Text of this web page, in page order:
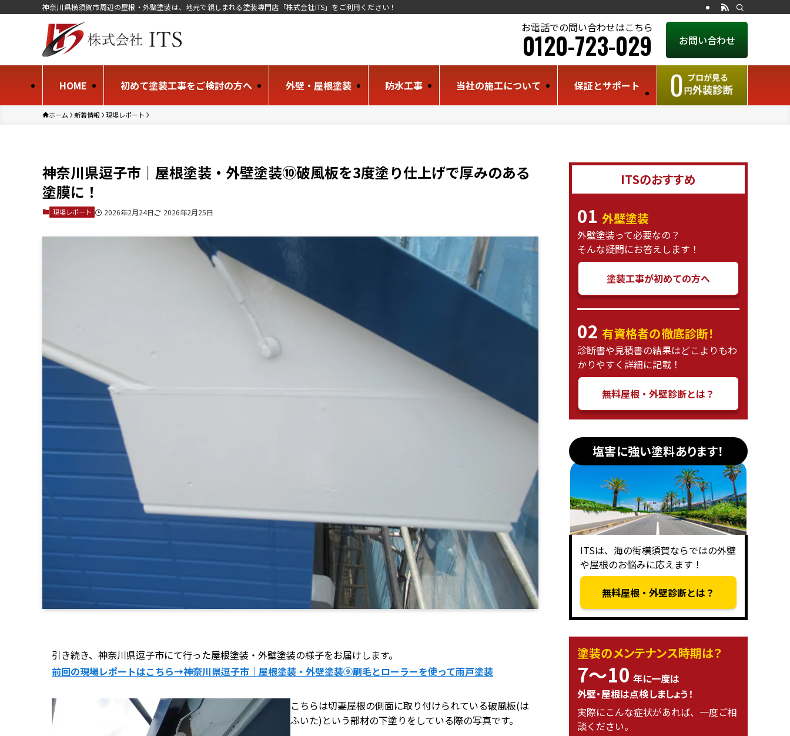
神奈川県横須賀市周辺の屋根・外壁塗装は、地元で親しまれる塗装専門店「株式会社ITS」をご利用ください！
HOME 初めて塗装工事をご検討の方へ 外壁・屋根塗装 防水工事 当社の施工について 保証とサポート
お電話での問い合わせはこちら
0120-723-029 お問い合わせ
ホーム 新着情報 現場レポート
神奈川県逗子市｜屋根塗装・外壁塗装⑩破風板を3度塗り仕上げで厚みのある
塗膜に！
現場レポート 2026年2月24日 2026年2月25日
引き続き、神奈川県逗子市にて行った屋根塗装・外壁塗装の様子をお届けします。
前回の現場レポートはこちら→神奈川県逗子市｜屋根塗装・外壁塗装⑨刷毛とローラーを使って雨戸塗装
こちらは切妻屋根の側面に取り付けられている破風板(は
ふいた)という部材の下塗りをしている際の写真です。
ITSのおすすめ
01 外壁塗装
外壁塗装って必要なの？
そんな疑問にお答えします！
塗装工事が初めての方へ
02 有資格者の徹底診断！
診断書や見積書の結果はどこよりもわ
かりやすく詳細に記載！
無料屋根・外壁診断とは？
塩害に強い塗料あります！
ITSは、海の街横須賀ならではの外壁
や屋根のお悩みに応えます！
無料屋根・外壁診断とは？
塗装のメンテナンス時期は？
7〜10 年に一度は
外壁・屋根は点検しましょう！
実際にこんな症状があれば、一度ご相
談ください。